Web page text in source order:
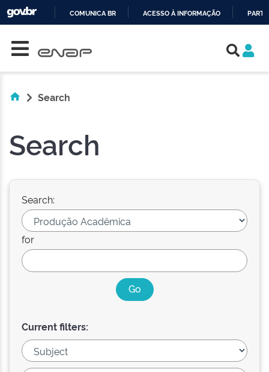
COMUNICA BR ACESSO À INFORMAÇÃO
Search
Search
Search:
for
Current filters: